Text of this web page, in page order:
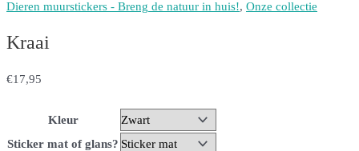
Dieren muurstickers - Breng de natuur in huis!, Onze collectie
Kraai
€17,95
Kleur
Sticker mat of glans?